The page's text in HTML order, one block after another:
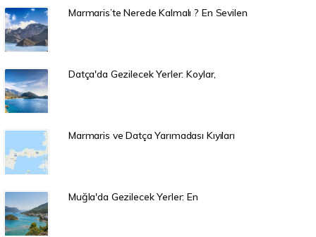
Marmaris’te Nerede Kalmalı ? En Sevilen
Datça'da Gezilecek Yerler: Koylar,
Marmaris ve Datça Yarımadası Kıyıları
Muğla'da Gezilecek Yerler: En